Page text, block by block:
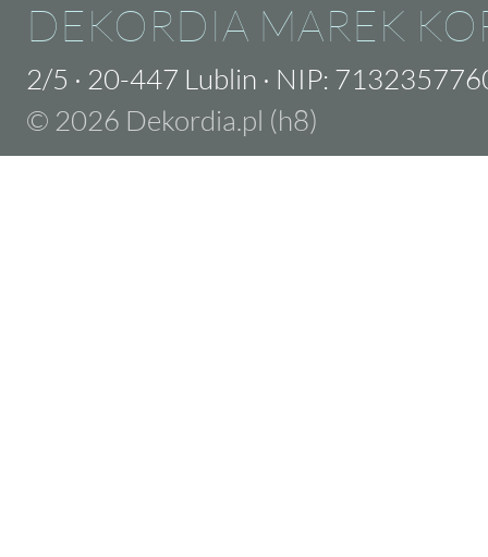
DEKORDIA MAREK
2/5 · 20-447 Lublin · NIP:
© 2026 Dekordia.pl (h8)